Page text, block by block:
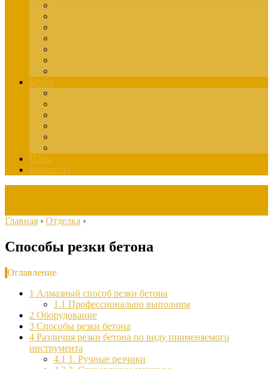
Бетон
О нас
Контакты
Главная › Отделка ›
Способы резки бетона
Оглавление
1 Алмазный способ резки бетона
1.1 Профессионально выполним
2 Оборудование
3 Способы резки бетона
4 Различия резки бетона по виду применяемого
инструмента
4.1 1. Ручные резчики